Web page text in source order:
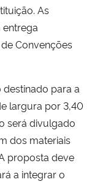
As
entrega
Convenções
para a
largura por 3,40
será divulgado
dos materiais
proposta deve
a integrar o